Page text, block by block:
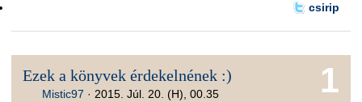
csirip
1
Ezek a könyvek érdekelnének :)
Mistic97 · 2015. Júl. 20. (H), 00.35